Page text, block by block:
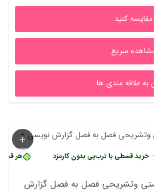
1,350,000ریال
مقایسه کنید
سریع
به علاقه مندی ها
هر قسط450,000 با ترب‌پی بدون کارمزد
وتشریحی فصل به فصل گزارش